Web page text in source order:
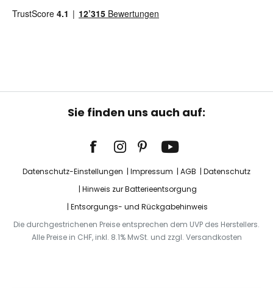
Sie finden uns auch auf:
Datenschutz-Einstellungen Impressum AGB
Datenschutz
Hinweis zur Batterieentsorgung
Entsorgungs- und Rückgabehinweis
Die durchgestrichenen Preise entsprechen dem UVP des Herstellers.
Alle Preise in CHF, inkl. 8.1% MwSt. und zzgl. Versandkosten